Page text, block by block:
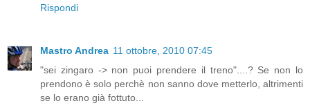
Rispondi
Mastro Andrea 11 ottobre, 2010 07:45
"sei zingaro -> non puoi prendere il treno"....? Se non lo
prendono è solo perchè non sanno dove metterlo, altrimenti
se lo erano già fottuto...